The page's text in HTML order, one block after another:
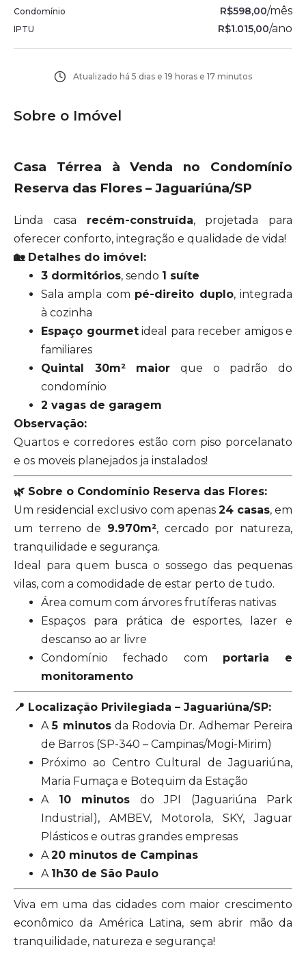
Condomínio R$598,00/mês
IPTU R$1.015,00/ano
Atualizado há 5 dias e 19 horas e 17 minutos
Sobre o Imóvel
Casa Térrea à Venda no Condomínio
Reserva das Flores – Jaguariúna/SP
Linda casa recém-construída, projetada para
oferecer conforto, integração e qualidade de vida!
🏡 Detalhes do imóvel:
3 dormitórios, sendo 1 suíte
Sala ampla com pé-direito duplo, integrada
à cozinha
Espaço gourmetideal para receber amigos e
familiares
Quintal 30m² maior que o padrão do
condomínio
2 vagas de garagem
Observação:
Quartos e corredores estão com piso porcelanato
e os moveis planejados ja instalados!
🌿 Sobre o Condomínio Reserva das Flores:
Um residencial exclusivo com apenas 24 casas, em
um terreno de 9.970m², cercado por natureza,
tranquilidade e segurança.
Ideal para quem busca o sossego das pequenas
vilas, com a comodidade de estar perto de tudo.
Área comum com árvores frutíferas nativas
Espaços para prática de esportes, lazer e
descanso ao ar livre
Condomínio fechado com portaria e
monitoramento
📍 Localização Privilegiada – Jaguariúna/SP:
A5 minutosda Rodovia Dr. Adhemar Pereira
de Barros (SP-340 – Campinas/Mogi-Mirim)
Próximo ao Centro Cultural de Jaguariúna,
Maria Fumaça e Botequim da Estação
A 10 minutos do JPI (Jaguariúna Park
Industrial), AMBEV, Motorola, SKY, Jaguar
Plásticos e outras grandes empresas
A20 minutos de Campinas
A 1h30 de São Paulo
Viva em uma das cidades com maior crescimento
econômico da América Latina, sem abrir mão da
tranquilidade, natureza e segurança!